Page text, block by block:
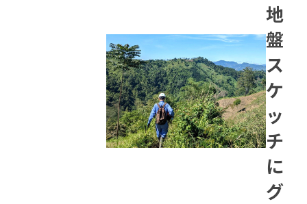
地
盤
ス
ケ
ッ
チ
に
グ